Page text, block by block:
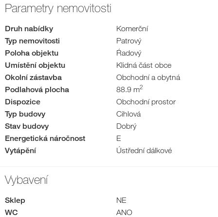
Parametry nemovitosti
Druh nabídky
Komerční
Typ nemovitosti
Patrový
Poloha objektu
Ŕadový
Umístění objektu
Klidná část obce
Okolní zástavba
Obchodní a obytná
Podlahová plocha
88.9 m2
Dispozice
Obchodní prostor
Typ budovy
Cihlová
Stav budovy
Dobrý
Energetická náročnost
E
Vytápění
Ústřední dálkové
Vybavení
Sklep
NE
WC
ANO